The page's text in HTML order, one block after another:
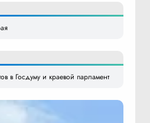
в Госдуму и краевой парламент